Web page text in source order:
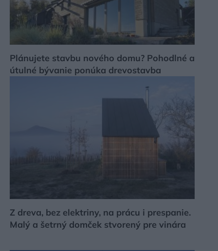
Plánujete stavbu nového domu? Pohodlné a
útulné bývanie ponúka drevostavba
Z dreva, bez elektriny, na prácu i prespanie.
Malý a šetrný domček stvorený pre vinára